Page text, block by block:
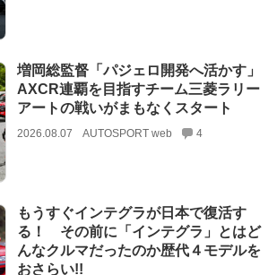
増岡総監督「パジェロ開発へ活かす」
AXCR連覇を目指すチーム三菱ラリー
アートの戦いがまもなくスタート
2026.08.07 AUTOSPORT web 4
もうすぐインテグラが日本で復活す
る！ その前に「インテグラ」とはど
んなクルマだったのか歴代４モデルを
おさらい!!